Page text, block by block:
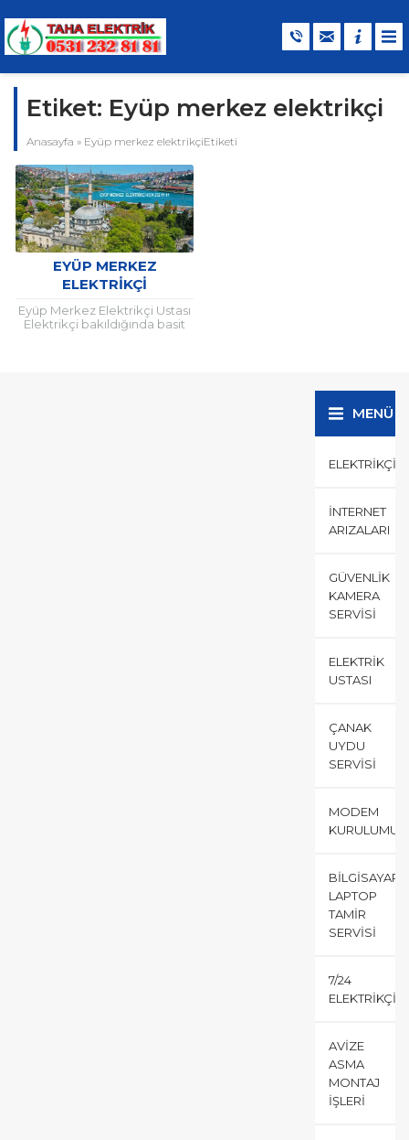
Etiket: Eyüp merkez elektrikçi
Anasayfa » Eyüp merkez elektrikçiEtiketi
EYÜP MERKEZ
ELEKTRIKÇI
Eyüp Merkez Elektrikçi Ustası
Elektrikçi bakıldığında basit
MENÜ
ELEKTRIKÇI
İNTERNET
ARIZALARI
GÜVENLIK
KAMERA
SERVISI
ELEKTRIK
USTASI
ÇANAK
UYDU
SERVISI
MODEM
KURULUMU
BILGISAYAR
LAPTOP
TAMIR
SERVISI
7/24
ELEKTRIKÇI
AVIZE
ASMA
MONTAJ
İŞLERI